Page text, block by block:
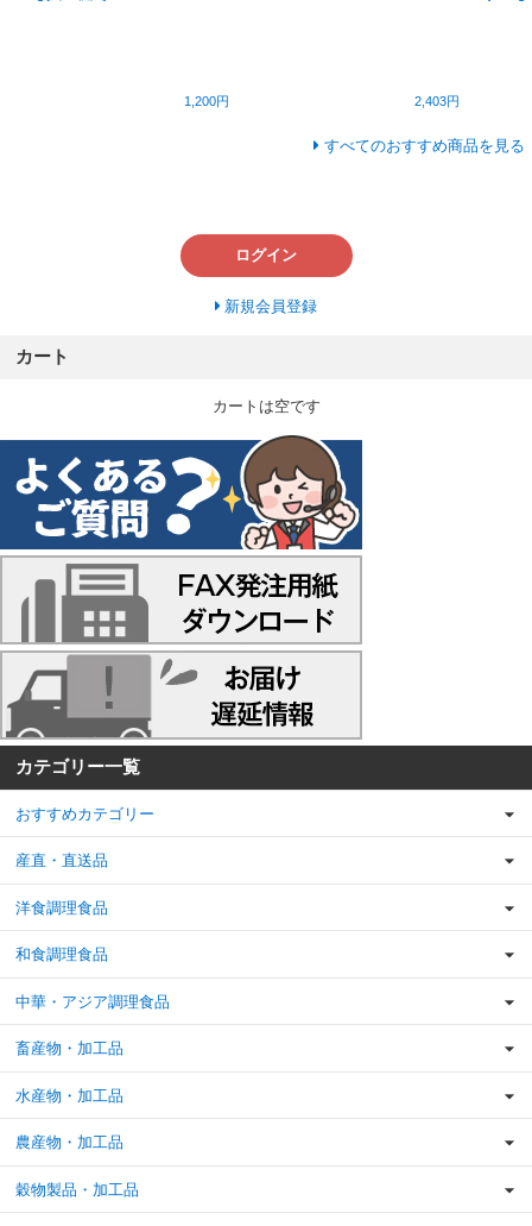
1,200円 2,403円
すべてのおすすめ商品を見る
ログイン
新規会員登録
カート
カートは空です
カテゴリー一覧
おすすめカテゴリー
産直・直送品
洋食調理食品
和食調理食品
中華・アジア調理食品
畜産物・加工品
水産物・加工品
農産物・加工品
穀物製品・加工品